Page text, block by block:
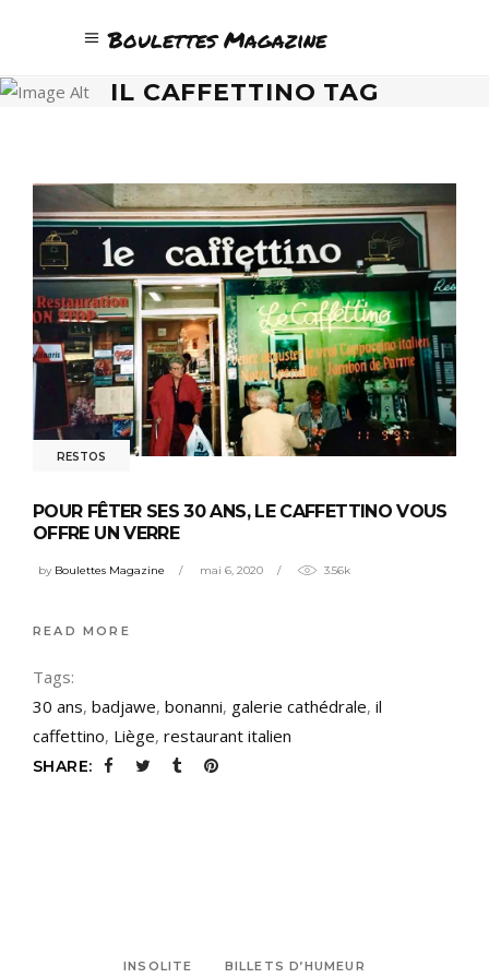
Boulettes Magazine
IL CAFFETTINO TAG
RESTOS
POUR FÊTER SES 30 ANS, LE CAFFETTINO VOUS
OFFRE UN VERRE
by Boulettes Magazine mai 6, 2020 3.56k
READ MORE
Tags:
30 ans, badjawe, bonanni, galerie cathédrale, il
caffettino, Liège, restaurant italien
SHARE:
INSOLITE BILLETS D’HUMEUR